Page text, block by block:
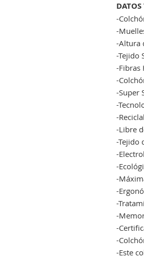
-
-
-Altura
-Tejido
-Fibras
-
-Super
-
-
-Libre
-Tejido
-
-
-
-
-
-
-
-
-Este